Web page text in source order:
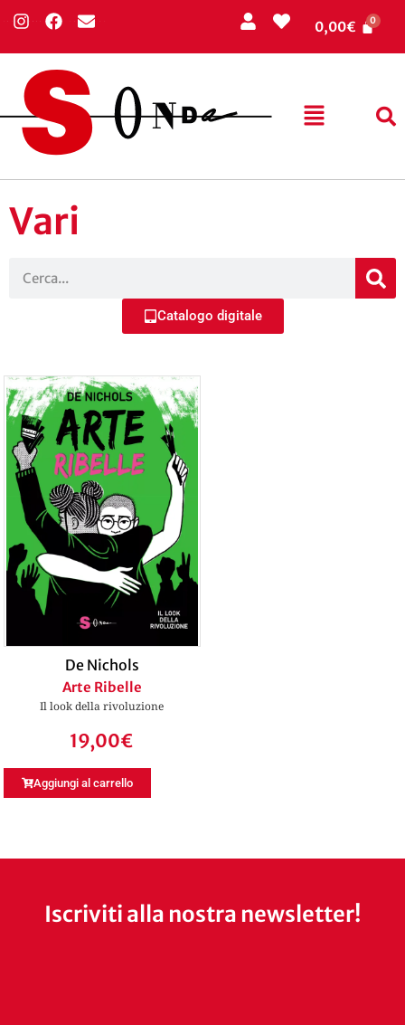
0,00€
Vari
Catalogo digitale
De Nichols
Arte Ribelle
Il look della rivoluzione
19,00€
Aggiungi al carrello
Iscriviti alla nostra newsletter!